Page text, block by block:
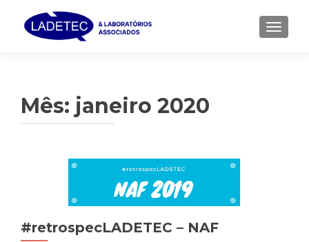
Mês: janeiro 2020
#retrospecLADETEC – NAF